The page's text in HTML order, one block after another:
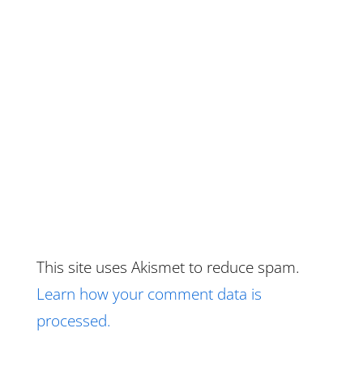
This site uses Akismet to reduce spam.
Learn how your comment data is
processed.